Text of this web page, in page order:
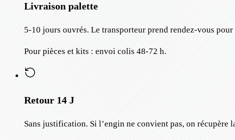
Livraison palette
5-10 jours ouvrés. Le transporteur prend rendez-vous
Pour pièces et kits : envoi colis 48-72 h.
Retour 14 J
Sans justification. Si l’engin ne convient pas, on récupère